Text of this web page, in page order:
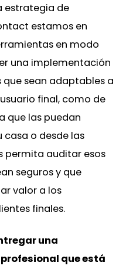
estrategia de
estamos en
en modo
una implementación
sean adaptables a
final, como de
que las puedan
casa o desde las
permita auditar esos
seguros y que
valor a los
finales.
una
que está